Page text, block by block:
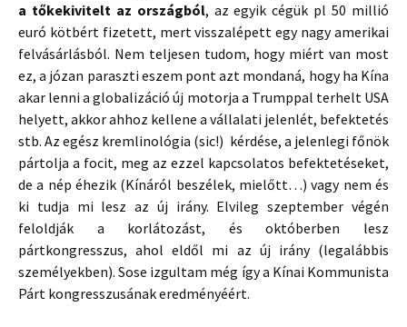
a tőkekivitelt az országból, az egyik cégük pl 50 millió
euró kötbért fizetett, mert visszalépett egy nagy amerikai
felvásárlásból. Nem teljesen tudom, hogy miért van most
ez, a józan paraszti eszem pont azt mondaná, hogy ha Kína
akar lenni a globalizáció új motorja a Trumppal terhelt USA
helyett, akkor ahhoz kellene a vállalati jelenlét, befektetés
stb. Az egész kremlinológia (sic!) kérdése, a jelenlegi főnök
pártolja a focit, meg az ezzel kapcsolatos befektetéseket,
de a nép éhezik (Kínáról beszélek, mielőtt…) vagy nem és
ki tudja mi lesz az új irány. Elvileg szeptember végén
feloldják a korlátozást, és októberben lesz
pártkongresszus, ahol eldől mi az új irány (legalábbis
személyekben). Sose izgultam még így a Kínai Kommunista
Párt kongresszusának eredményéért.